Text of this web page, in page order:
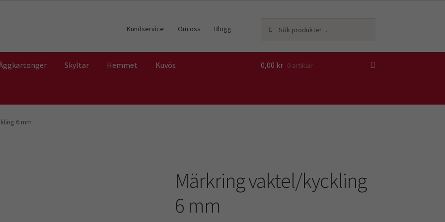
Kundservice Om oss Blogg
efter:
Skyltar Hemmet Kuvös 0,00 kr 0 artiklar
6 mm
Märkring vaktel/kyckling
6 mm